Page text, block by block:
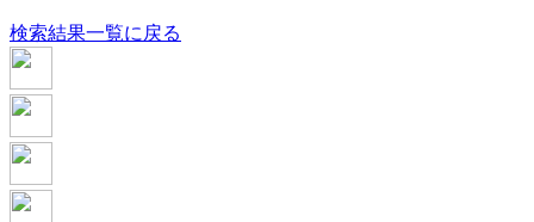
検索結果一覧に戻る